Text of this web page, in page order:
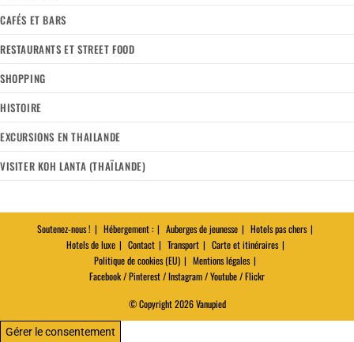
CAFÉS ET BARS
RESTAURANTS ET STREET FOOD
SHOPPING
HISTOIRE
EXCURSIONS EN THAILANDE
VISITER KOH LANTA (THAÏLANDE)
Soutenez-nous ! Hébergement : Auberges de jeunesse
Hotels pas chers
Hotels de luxe
Contact Transport
Carte et itinéraires
Politique de cookies (EU)
Mentions légales
Facebook / Pinterest / Instagram / Youtube / Flickr
© Copyright 2026 Vanupied
Gérer le consentement